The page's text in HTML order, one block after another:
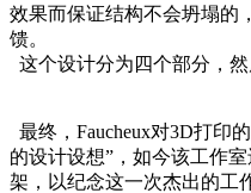
效果而保证结构不会坍塌的
馈。
这个设计分为四个部分，然
最终，Faucheux对3D打印
的设计设想”，如今该工作
架，以纪念这一次杰出的工